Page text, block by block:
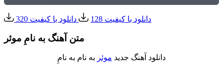
دانلود با کیفیت 128 دانلود با کیفیت 320
متن آهنگ به نامِ موئر
دانلود آهنگ جدید موئر به نام به نامِ